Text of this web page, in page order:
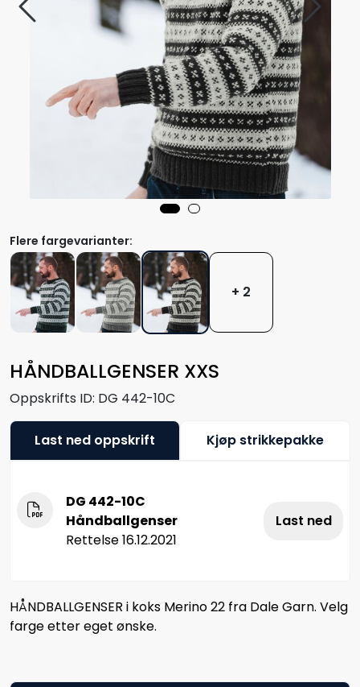
HÅNDBALLGENSER XXS
Oppskrifts ID: DG 442-10C
Flere fargevarianter:
+ 2
Last ned oppskrift Kjøp strikkepakke
DG 442-10C
Håndballgenser
Rettelse 16.12.2021
Last ned
HÅNDBALLGENSER i koks Merino 22 fra Dale Garn. Velg
farge etter eget ønske.